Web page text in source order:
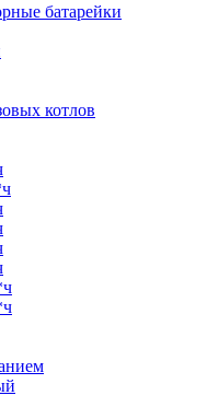
батарейки
котлов